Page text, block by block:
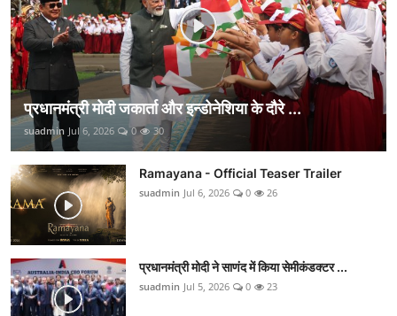
प्रधानमंत्री मोदी जकार्ता और इन्डोनेशिया के दौरे ...
suadmin Jul 6, 2026 0 30
Ramayana - Official Teaser Trailer
suadmin Jul 6, 2026 0 26
प्रधानमंत्री मोदी ने साणंद में किया सेमीकंडक्टर ...
suadmin Jul 5, 2026 0 23